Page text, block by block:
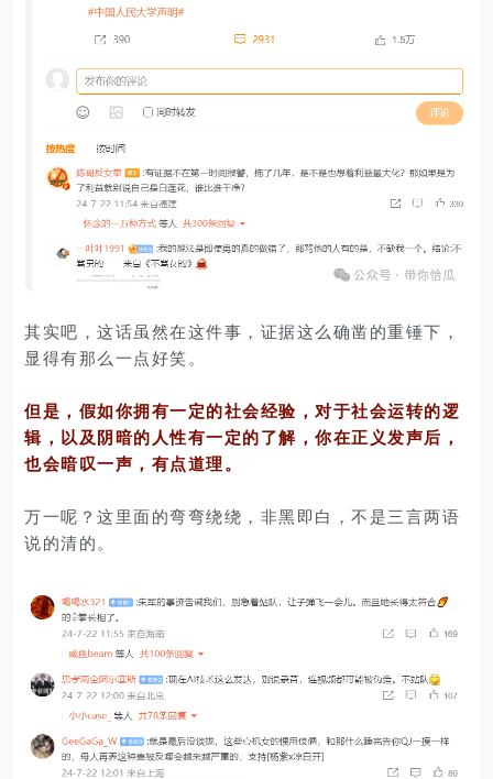
其实吧，这话虽然在这件事，证据这么确凿的重锤下，
显得有那么一点好笑。
但是，假如你拥有一定的社会经验，对于社会运转的逻
辑，以及阴暗的人性有一定的了解，你在正义发声后，
也会暗叹一声，有点道理。
万一呢？这里面的弯弯绕绕，非黑即白，不是三言两语
说的清的。